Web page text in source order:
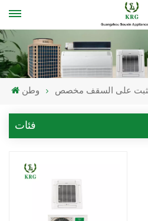
وطن على السقف مخصص
فئات